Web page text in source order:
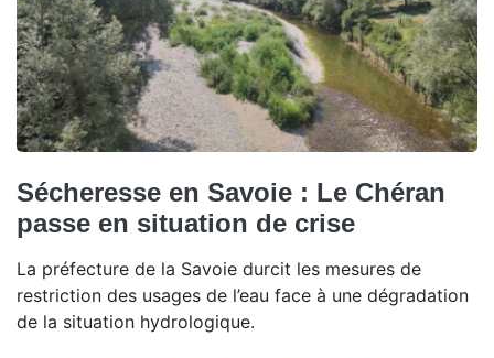
Sécheresse en Savoie : Le Chéran
passe en situation de crise
La préfecture de la Savoie durcit les mesures de
restriction des usages de l’eau face à une dégradation
de la situation hydrologique.